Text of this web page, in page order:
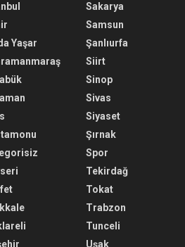
Yaşar
Sakarya
Samsun
Şanlıurfa
Siirt
Sinop
Sivas
Siyaset
Şırnak
Spor
Tekirdağ
Tokat
Trabzon
Tunceli
Uşak